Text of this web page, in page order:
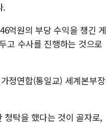
.
억원의 부당 수익을 챙긴 게
고 수사를 진행하는 것으로
정연합(통일교) 세계본부장
청탁을 했다는 것이 골자로,